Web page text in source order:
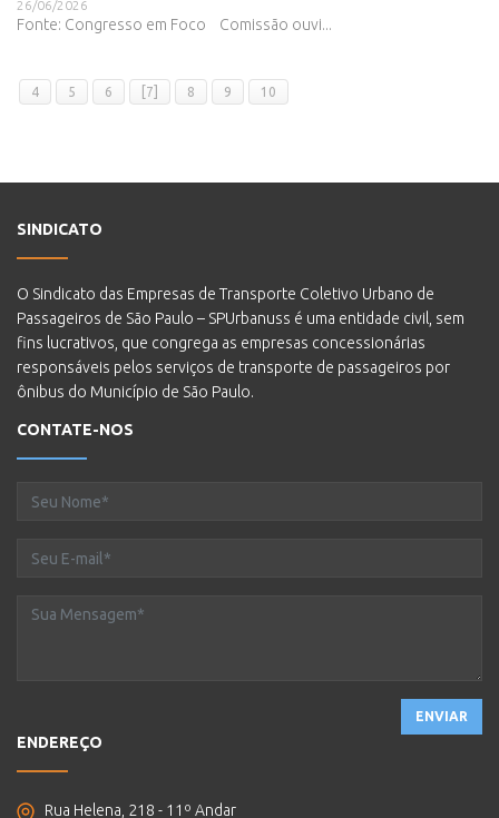
26/06/2026
Fonte: Congresso em Foco Comissão ouvi...
4 5 6 [7] 8 9 10
SINDICATO
O Sindicato das Empresas de Transporte Coletivo Urbano de
Passageiros de São Paulo – SPUrbanuss é uma entidade civil, sem
fins lucrativos, que congrega as empresas concessionárias
responsáveis pelos serviços de transporte de passageiros por
ônibus do Município de São Paulo.
CONTATE-NOS
ENVIAR
ENDEREÇO
Rua Helena, 218 - 11º Andar